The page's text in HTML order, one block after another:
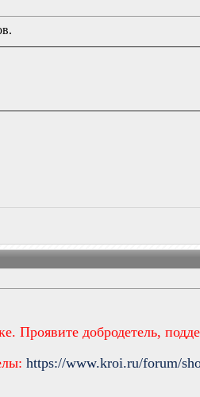
Проявите добродетель,
https://www.kroi.ru/forum/